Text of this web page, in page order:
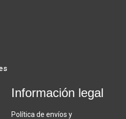
Información legal
Política de envíos y